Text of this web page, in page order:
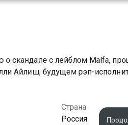
скандале с лейблом Malfa,
Айлиш, будущем рэп-
Страна
Россия